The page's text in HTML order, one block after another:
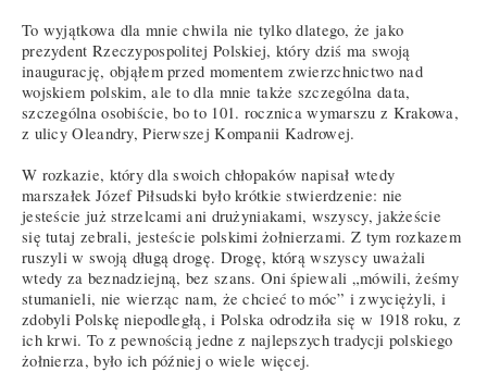
To wyjątkowa dla mnie chwila nie tylko dlatego, że jako
prezydent Rzeczypospolitej Polskiej, który dziś ma swoją
inaugurację, objąłem przed momentem zwierzchnictwo nad
wojskiem polskim, ale to dla mnie także szczególna data,
szczególna osobiście, bo to 101. rocznica wymarszu z Krakowa,
z ulicy Oleandry, Pierwszej Kompanii Kadrowej.
W rozkazie, który dla swoich chłopaków napisał wtedy
marszałek Józef Piłsudski było krótkie stwierdzenie: nie
jesteście już strzelcami ani drużyniakami, wszyscy, jakżeście
się tutaj zebrali, jesteście polskimi żołnierzami. Z tym rozkazem
ruszyli w swoją długą drogę. Drogę, którą wszyscy uważali
wtedy za beznadziejną, bez szans. Oni śpiewali „mówili, żeśmy
stumanieli, nie wierząc nam, że chcieć to móc” i zwyciężyli, i
zdobyli Polskę niepodległą, i Polska odrodziła się w 1918 roku, z
ich krwi. To z pewnością jedne z najlepszych tradycji polskiego
żołnierza, było ich później o wiele więcej.